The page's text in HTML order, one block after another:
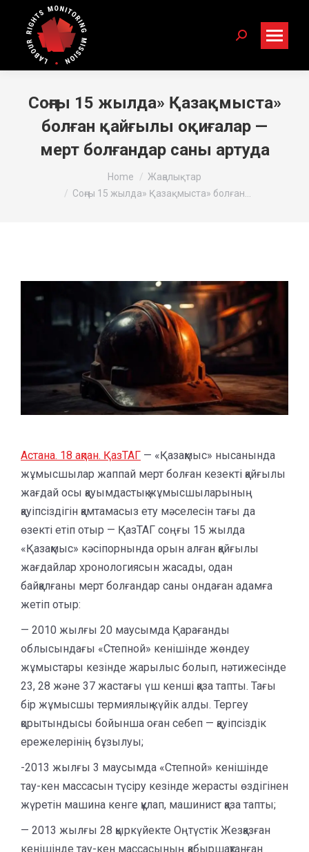
Search:
Соңғы 15 жылда» Қазақмыста»
болған қайғылы оқиғалар —
мерт болғандар саны артуда
Home
Жаңалықтар
Соңғы 15 жылда» Қазақмыста» болған…
Астана. 18 ақпан. ҚазТАГ — «Қазақмыс» нысанында
жұмысшылар жаппай мерт болған кезекті қайғылы
жағдай осы қауымдастық жұмысшыларының
қауіпсіздігін қамтамасыз ету мәселесін тағы да
өзекті етіп отыр — ҚазТАГ соңғы 15 жылда
«Қазақмыс» кәсіпорнында орын алған қайғылы
жағдайлар хронологиясын жасады, одан
байқалғаны мерт болғандар саны ондаған адамға
жетіп отыр:
— 2010 жылғы 20 маусымда Қарағанды
облысындағы «Степной» кенішінде жөндеу
жұмыстары кезінде жарылыс болып, нәтижесінде
23, 28 және 37 жастағы үш кенші қаза тапты. Тағы
бір жұмысшы термиялық күйік алды. Тергеу
қорытындысы бойынша оған себеп — қауіпсіздік
ережелерінің бұзылуы;
-2013 жылғы 3 маусымда «Степной» кенішінде
тау-кен массасын түсіру кезінде жерасты өздігінен
жүретін машина кенге құлап, машинист қаза тапты;
— 2013 жылғы 28 қыркүйекте Оңтүстік Жезқазған
кенішінде тау-кен массасының қабыршақтанған